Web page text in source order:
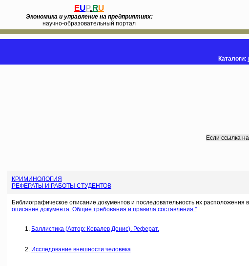
EUP.RU
Экономика и управление на предприятиях:
научно-образовательный портал
Каталоги:
Если ссылка
КРИМИНОЛОГИЯ
РЕФЕРАТЫ И РАБОТЫ СТУДЕНТОВ
Библиографическое описание документов и последовательность их
описание документа. Общие требования и правила составления.''
Баллистика (Автор: Ковалев Денис). Реферат.
Исследование внешности человека